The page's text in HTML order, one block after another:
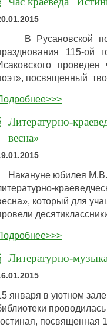
В Русановской
115-
посвященный
Литературно-
весна»
Накануне юбилея М.В.
который для
Литературно-
января в уютном
посвященная